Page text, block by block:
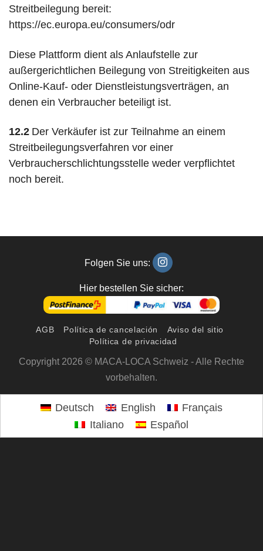
Streitbeilegung bereit:
https://ec.europa.eu/consumers/odr
Diese Plattform dient als Anlaufstelle zur
außergerichtlichen Beilegung von Streitigkeiten aus
Online-Kauf- oder Dienstleistungsverträgen, an
denen ein Verbraucher beteiligt ist.
12.2 Der Verkäufer ist zur Teilnahme an einem
Streitbeilegungsverfahren vor einer
Verbraucherschlichtungsstelle weder verpflichtet
noch bereit.
Folgen Sie uns:
Hier bestellen Sie sicher:
AGB Política de cancelación
Aviso del sitio
Política de privacidad
Copyright 2026 © MACA-LOCA Schweiz - Alle Rechte
vorbehalten.
Deutsch English
Français
Italiano
Español